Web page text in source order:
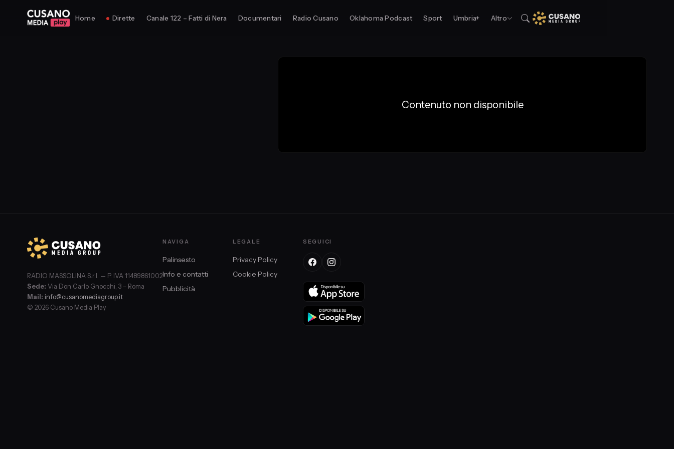
Home Dirette Canale 122 – Fatti di Nera Documentari Radio Cusano Oklahoma Podcast Sport Umbria+ Altro
Contenuto non disponibile
RADIO MASSOLINA S.r.l. — P. IVA 11489861002
Sede: Via Don Carlo Gnocchi, 3 – Roma
Mail: info@cusanomediagroup.it
© 2026 Cusano Media Play
NAVIGA
Palinsesto
Info e contatti
Pubblicità
LEGALE
Privacy Policy
Cookie Policy
SEGUICI